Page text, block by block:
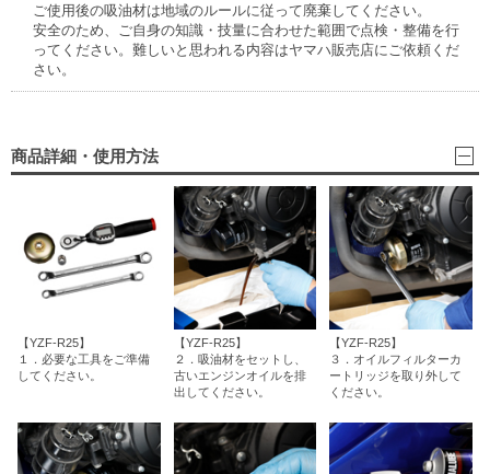
ご使用後の吸油材は地域のルールに従って廃棄してください。
安全のため、ご自身の知識・技量に合わせた範囲で点検・整備を行
ってください。難しいと思われる内容はヤマハ販売店にご依頼くだ
さい。
商品詳細・使用方法
【YZF-R25】
１．必要な工具をご準備
してください。
【YZF-R25】
２．吸油材をセットし、
古いエンジンオイルを排
出してください。
【YZF-R25】
３．オイルフィルターカ
ートリッジを取り外して
ください。